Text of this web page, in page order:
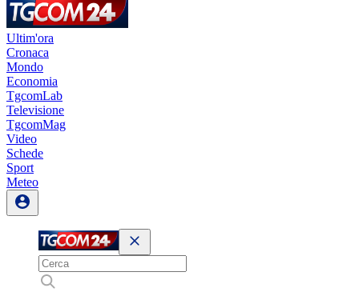
Ultim'ora
Cronaca
Mondo
Economia
TgcomLab
Televisione
TgcomMag
Video
Schede
Sport
Meteo